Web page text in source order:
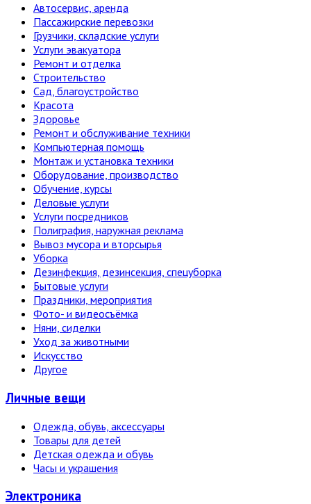
Автосервис, аренда
Пассажирские перевозки
Грузчики, складские услуги
Услуги эвакуатора
Ремонт и отделка
Строительство
Сад, благоустройство
Красота
Здоровье
Ремонт и обслуживание техники
Компьютерная помощь
Монтаж и установка техники
Оборудование, производство
Обучение, курсы
Деловые услуги
Услуги посредников
Полиграфия, наружная реклама
Вывоз мусора и вторсырья
Уборка
Дезинфекция, дезинсекция, спецуборка
Бытовые услуги
Праздники, мероприятия
Фото- и видеосъёмка
Няни, сиделки
Уход за животными
Искусство
Другое
Личные вещи
Одежда, обувь, аксессуары
Товары для детей
Детская одежда и обувь
Часы и украшения
Электро­ника